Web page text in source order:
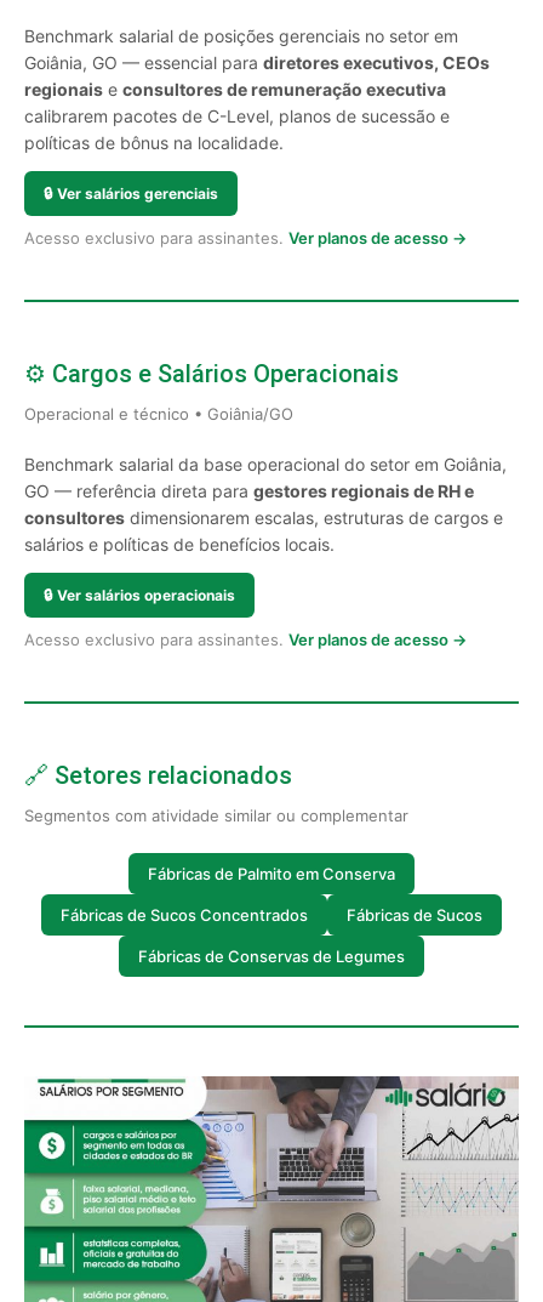
Benchmark salarial de posições gerenciais no setor em
Goiânia, GO — essencial para diretores executivos, CEOs
regionais e consultores de remuneração executiva
calibrarem pacotes de C-Level, planos de sucessão e
políticas de bônus na localidade.
🔒 Ver salários gerenciais
Acesso exclusivo para assinantes. Ver planos de acesso →
⚙️ Cargos e Salários Operacionais
Operacional e técnico • Goiânia/GO
Benchmark salarial da base operacional do setor em Goiânia,
GO — referência direta para gestores regionais de RH e
consultores dimensionarem escalas, estruturas de cargos e
salários e políticas de benefícios locais.
🔒 Ver salários operacionais
Acesso exclusivo para assinantes. Ver planos de acesso →
🔗 Setores relacionados
Segmentos com atividade similar ou complementar
Fábricas de Palmito em Conserva
Fábricas de Sucos Concentrados Fábricas de Sucos
Fábricas de Conservas de Legumes